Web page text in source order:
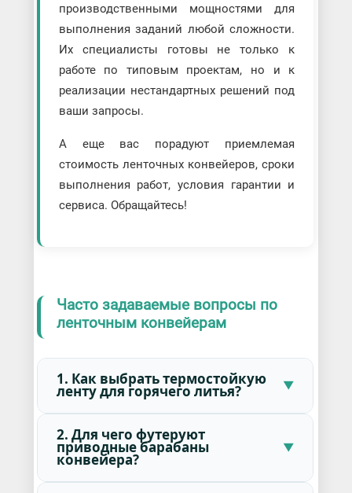
производственными мощностями для
выполнения заданий любой сложности.
Их специалисты готовы не только к
работе по типовым проектам, но и к
реализации нестандартных решений под
ваши запросы.
А еще вас порадуют приемлемая
стоимость ленточных конвейеров, сроки
выполнения работ, условия гарантии и
сервиса. Обращайтесь!
Часто задаваемые вопросы по
ленточным конвейерам
1. Как выбрать термостойкую
ленту для горячего литья?
2. Для чего футеруют
приводные барабаны
конвейера?